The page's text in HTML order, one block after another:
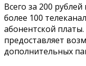
Всего за 200
более 100
абонентской
предоставляет
дополнительных